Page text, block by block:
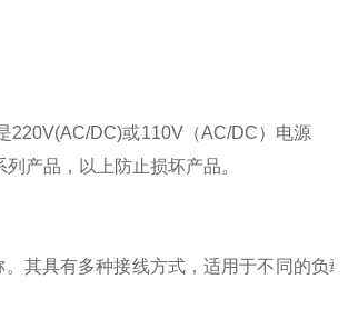
220V(AC/DC)或110V（AC/DC）电源
产品，以上防止损坏产品。
其具有多种接线方式，适用于不同的负载